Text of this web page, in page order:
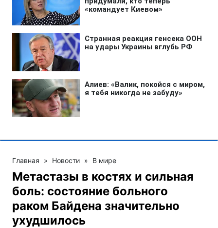
Главная » Новости » В мире
Метастазы в костях и сильная
боль: состояние больного
раком Байдена значительно
ухудшилось